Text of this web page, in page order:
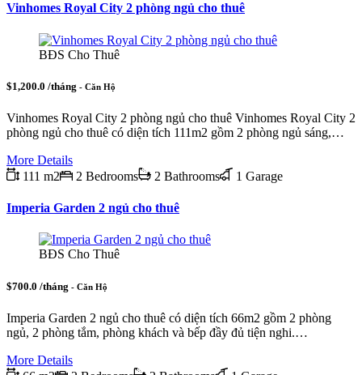
Vinhomes Royal City 2 phòng ngủ cho thuê
BĐS Cho Thuê
$1,200.0 /tháng - Căn Hộ
Vinhomes Royal City 2 phòng ngủ cho thuê Vinhomes Royal City 2
phòng ngủ cho thuê có diện tích 111m2 gồm 2 phòng ngủ sáng,…
More Details
111 m2
2 Bedrooms 2 Bathrooms 1 Garage
Imperia Garden 2 ngủ cho thuê
BĐS Cho Thuê
$700.0 /tháng - Căn Hộ
Imperia Garden 2 ngủ cho thuê có diện tích 66m2 gồm 2 phòng
ngủ, 2 phòng tắm, phòng khách và bếp đầy đủ tiện nghi.…
More Details